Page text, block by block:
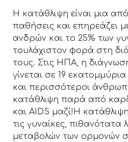
Η κατάθλιψη είναι μια
παθήσεις και επηρεάζει
ανδρών και το 25% των
τουλάχιστον φορά στη
τους. Στις ΗΠΑ, η
γίνεται σε 19
και περισσότεροι
κατάθλιψη παρά από
και AIDS μαζί!Η
τις γυναίκες, πιθανότατα
μεταβολών των ορμονών